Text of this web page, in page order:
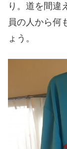
り。道を間違
員の人から何
ょう。